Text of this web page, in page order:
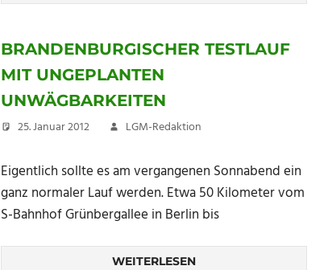
BRANDENBURGISCHER TESTLAUF
MIT UNGEPLANTEN
UNWÄGBARKEITEN
25. Januar 2012 LGM-Redaktion
Eigentlich sollte es am vergangenen Sonnabend ein
ganz normaler Lauf werden. Etwa 50 Kilometer vom
S-Bahnhof Grünbergallee in Berlin bis
WEITERLESEN